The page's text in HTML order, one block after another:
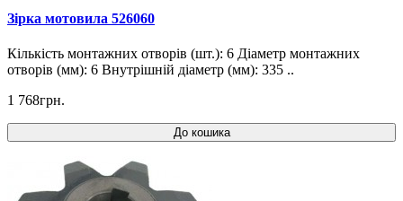
Зірка мотовила 526060
Кількість монтажних отворів (шт.): 6 Діаметр монтажних
отворів (мм): 6 Внутрішній діаметр (мм): 335 ..
1 768грн.
До кошика